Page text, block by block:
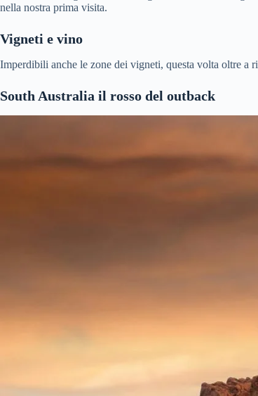
nella nostra prima visita.
Vigneti e vino
Imperdibili anche le zone dei vigneti, questa volta oltre a
South Australia il rosso del outback